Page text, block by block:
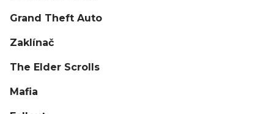
Grand Theft Auto
Zaklínač
The Elder Scrolls
Mafia